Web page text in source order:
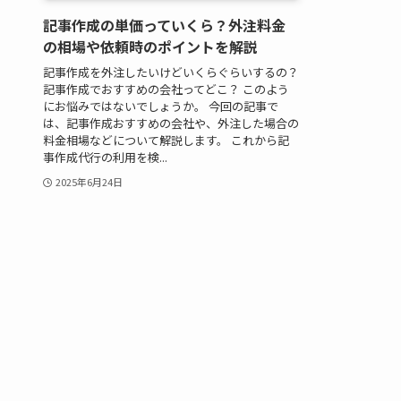
記事作成の単価っていくら？外注料金
の相場や依頼時のポイントを解説
記事作成を外注したいけどいくらぐらいするの？
記事作成でおすすめの会社ってどこ？ このよう
にお悩みではないでしょうか。 今回の記事で
は、記事作成おすすめの会社や、外注した場合の
料金相場などについて解説します。 これから記
事作成代行の利用を検...
2025年6月24日